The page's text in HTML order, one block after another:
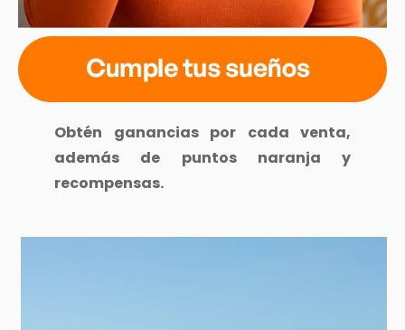
Obtén ganancias por cada venta,
además de puntos naranja y
recompensas.